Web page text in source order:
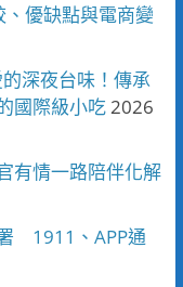
優缺點與電商變
深夜台味！傳承
國際級小吃 2026
有情一路陪伴化解
1911、APP通